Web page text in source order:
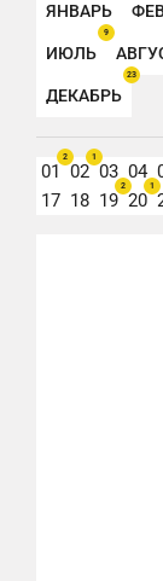
ЯНВАРЬ
ИЮЛЬ
9
ДЕКАБРЬ
23
01
2
02
1
03 04
17 18 19
2
20
1